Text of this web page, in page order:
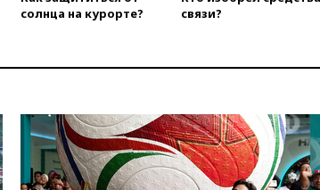
чемпионами на олимпиаде по
погибли в результате удара
вчера, 18:25Беспилотник
атаковал турецкий сухогруз у
побережья Новороссийска
вчера, 18:18Товарооборот
солнца на курорте?
связи?